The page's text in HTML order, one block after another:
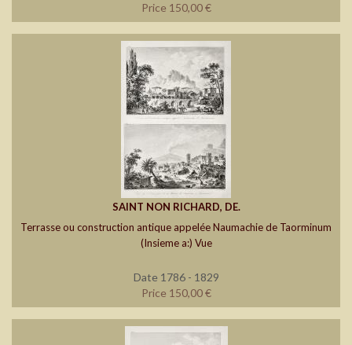
Price 150,00 €
SAINT NON RICHARD, DE.
Terrasse ou construction antique appelée Naumachie de Taorminum
(Insieme a:) Vue
Date 1786 - 1829
Price 150,00 €